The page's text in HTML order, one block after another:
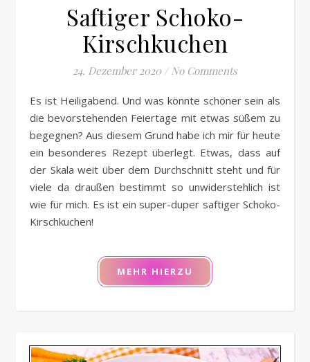
Saftiger Schoko-
Kirschkuchen
24. Dezember 2020 / No Comments
Es ist Heiligabend. Und was könnte schöner sein als
die bevorstehenden Feiertage mit etwas süßem zu
begegnen? Aus diesem Grund habe ich mir für heute
ein besonderes Rezept überlegt. Etwas, dass auf
der Skala weit über dem Durchschnitt steht und für
viele da draußen bestimmt so unwiderstehlich ist
wie für mich. Es ist ein super-duper saftiger Schoko-
Kirschkuchen!
MEHR HIERZU